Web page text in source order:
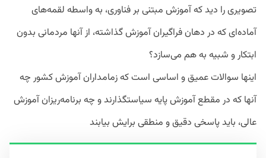
تصویری را دید که آموزش مبتنی بر فناوری، به واسطه لقمه‌های
آماده‌ای که در دهان فراگیران آموزش گذاشته، از آنها مردمانی بدون
ابتکار و شبیه به هم می‌سازد؟
اینها سوالات عمیق و اساسی است که زمامداران آموزش کشور چه
آنها که در مقطع آموزش پایه‌ سیاستگذارند و چه برنامه‌ریزان آموزش
عالی، باید پاسخی دقیق و منطقی برایش بیابند